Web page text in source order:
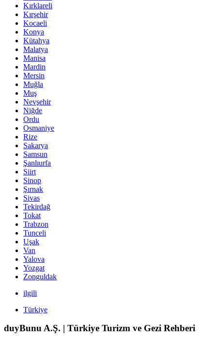
Kırklareli
Kırşehir
Kocaeli
Konya
Kütahya
Malatya
Manisa
Mardin
Mersin
Muğla
Muş
Nevşehir
Niğde
Ordu
Osmaniye
Rize
Sakarya
Samsun
Şanlıurfa
Siirt
Sinop
Şırnak
Sivas
Tekirdağ
Tokat
Trabzon
Tunceli
Uşak
Van
Yalova
Yozgat
Zonguldak
ilgili
Türkiye
duyBunu A.Ş. | Türkiye Turizm ve Gezi Rehberi